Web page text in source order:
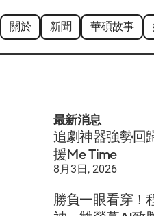
關於 新聞 華碩故事
最新消息
追劇神器強勢回
援Me Time
8月3日, 2026
勝負一眼看穿！